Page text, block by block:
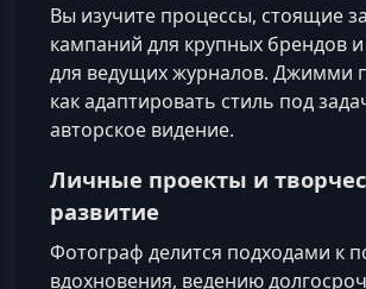
Вы изучите процессы, стоящие
кампаний для крупных брендов
для ведущих журналов. Джимми
как адаптировать стиль под
авторское видение.
Личные проекты и
развитие
Фотограф делится подходами к
вдохновения, ведению